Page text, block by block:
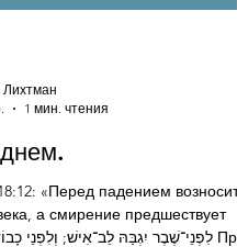
1 мин. чтения
«Перед падением
а смирение предшествует